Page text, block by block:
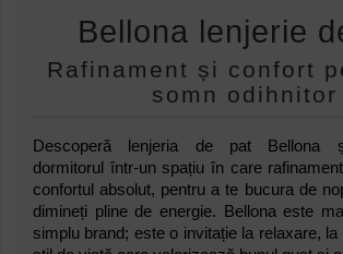
Bellona lenjerie
Rafinament și confort
somn odihnitor
Descoperă lenjeria de pat Bellona
dormitorul într-un spațiu în care
confortul absolut, pentru a te bucura de
dimineți pline de energie. Bellona este
simplu brand; este o invitație la relaxare,